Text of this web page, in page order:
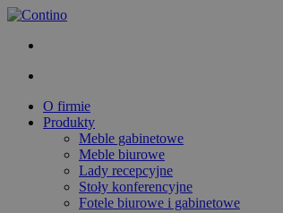
O firmie
Produkty
Meble gabinetowe
Meble biurowe
Lady recepcyjne
Stoły konferencyjne
Fotele biurowe i gabinetowe